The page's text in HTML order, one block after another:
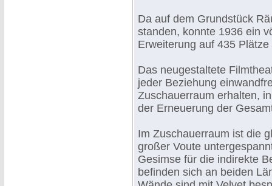
Da auf dem Grundstück
standen, konnte 1936 ein
Erweiterung auf 435
Das neugestaltete
jeder Beziehung
Zuschauerraum erhalten,
der Erneuerung der
Im Zuschauerraum ist die
großer Voute
Gesimse für die indirekte
befinden sich an beiden